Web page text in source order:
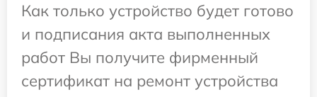
Как только устройство будет готово
и подписания акта выполненных
работ Вы получите фирменный
сертификат на ремонт устройства